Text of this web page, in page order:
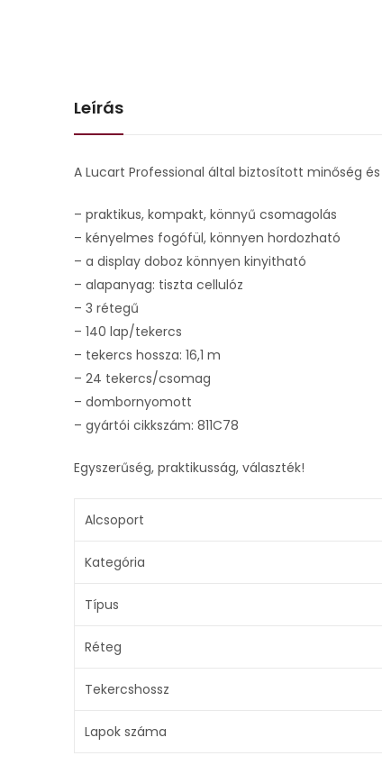
Leírás
A Lucart Professional által biztosított minőség
– praktikus, kompakt, könnyű csomagolás
– kényelmes fogófül, könnyen hordozható
– a display doboz könnyen kinyitható
– alapanyag: tiszta cellulóz
– 3 rétegű
– 140 lap/tekercs
– tekercs hossza: 16,1 m
– 24 tekercs/csomag
– dombornyomott
– gyártói cikkszám: 811C78
Egyszerűség, praktikusság, választék!
Alcsoport
Kategória
Típus
Réteg
Tekercshossz
Lapok száma